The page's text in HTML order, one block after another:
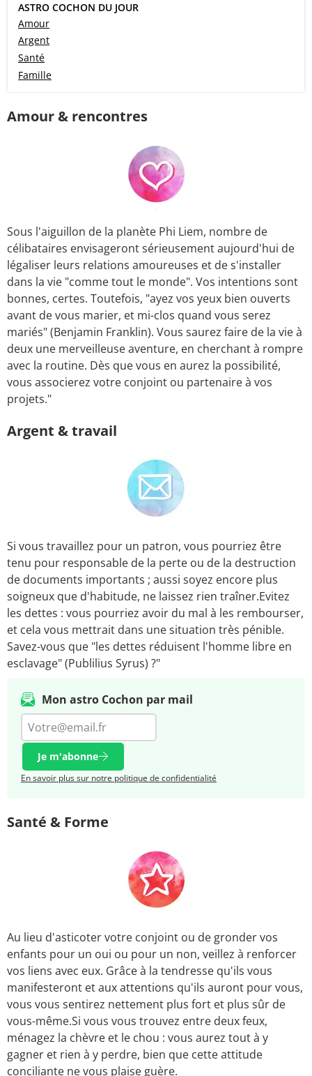
ASTRO COCHON DU JOUR
Amour
Argent
Santé
Famille
Amour & rencontres
Sous l'aiguillon de la planète Phi Liem, nombre de
célibataires envisageront sérieusement aujourd'hui de
légaliser leurs relations amoureuses et de s'installer
dans la vie "comme tout le monde". Vos intentions sont
bonnes, certes. Toutefois, "ayez vos yeux bien ouverts
avant de vous marier, et mi-clos quand vous serez
mariés" (Benjamin Franklin). Vous saurez faire de la vie à
deux une merveilleuse aventure, en cherchant à rompre
avec la routine. Dès que vous en aurez la possibilité,
vous associerez votre conjoint ou partenaire à vos
projets."
Argent & travail
Si vous travaillez pour un patron, vous pourriez être
tenu pour responsable de la perte ou de la destruction
de documents importants ; aussi soyez encore plus
soigneux que d'habitude, ne laissez rien traîner.Evitez
les dettes : vous pourriez avoir du mal à les rembourser,
et cela vous mettrait dans une situation très pénible.
Savez-vous que "les dettes réduisent l'homme libre en
esclavage" (Publilius Syrus) ?"
Mon astro Cochon par mail
Je m'abonne
En savoir plus sur notre politique de confidentialité
Santé & Forme
Au lieu d'asticoter votre conjoint ou de gronder vos
enfants pour un oui ou pour un non, veillez à renforcer
vos liens avec eux. Grâce à la tendresse qu'ils vous
manifesteront et aux attentions qu'ils auront pour vous,
vous vous sentirez nettement plus fort et plus sûr de
vous-même.Si vous vous trouvez entre deux feux,
ménagez la chèvre et le chou : vous aurez tout à y
gagner et rien à y perdre, bien que cette attitude
conciliante ne vous plaise guère.